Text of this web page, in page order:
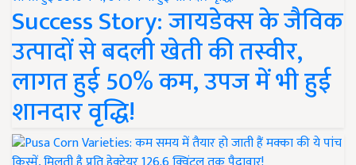
Success Story: जायडेक्स के जैविक
उत्पादों से बदली खेती की तस्वीर,
लागत हुई 50% कम, उपज में भी हुई
शानदार वृद्धि!